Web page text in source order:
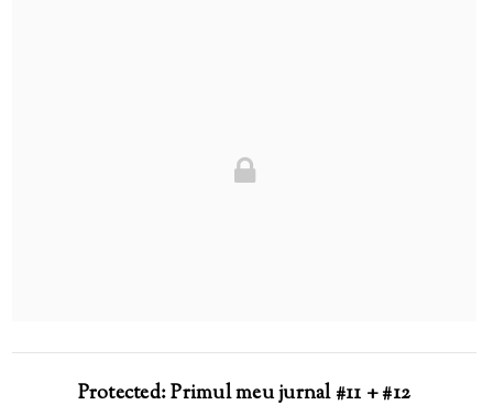
Protected: Primul meu jurnal #11 + #12